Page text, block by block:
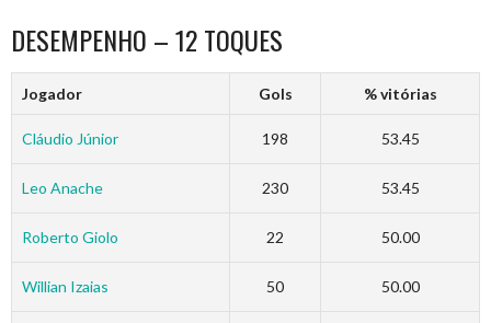
DESEMPENHO – 12 TOQUES
Jogador Gols % vitórias
Cláudio Júnior 198 53.45
Leo Anache 230 53.45
Roberto Giolo 22 50.00
Willian Izaias 50 50.00